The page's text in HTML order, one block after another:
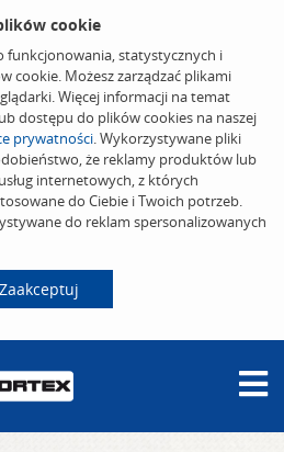
cookie
funkcjonowania, statystycznych i
cookie. Możesz zarządzać plikami
Więcej informacji na temat
dostępu do plików cookies na naszej
prywatności. Wykorzystywane pliki
że reklamy produktów lub
internetowych, z których
do Ciebie i Twoich potrzeb.
do reklam spersonalizowanych
Zaakceptuj